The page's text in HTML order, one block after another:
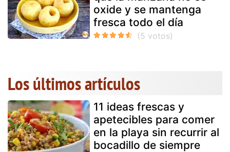
oxide y se mantenga
fresca todo el día
Los últimos artículos
11 ideas frescas y
apetecibles para comer
en la playa sin recurrir al
bocadillo de siempre